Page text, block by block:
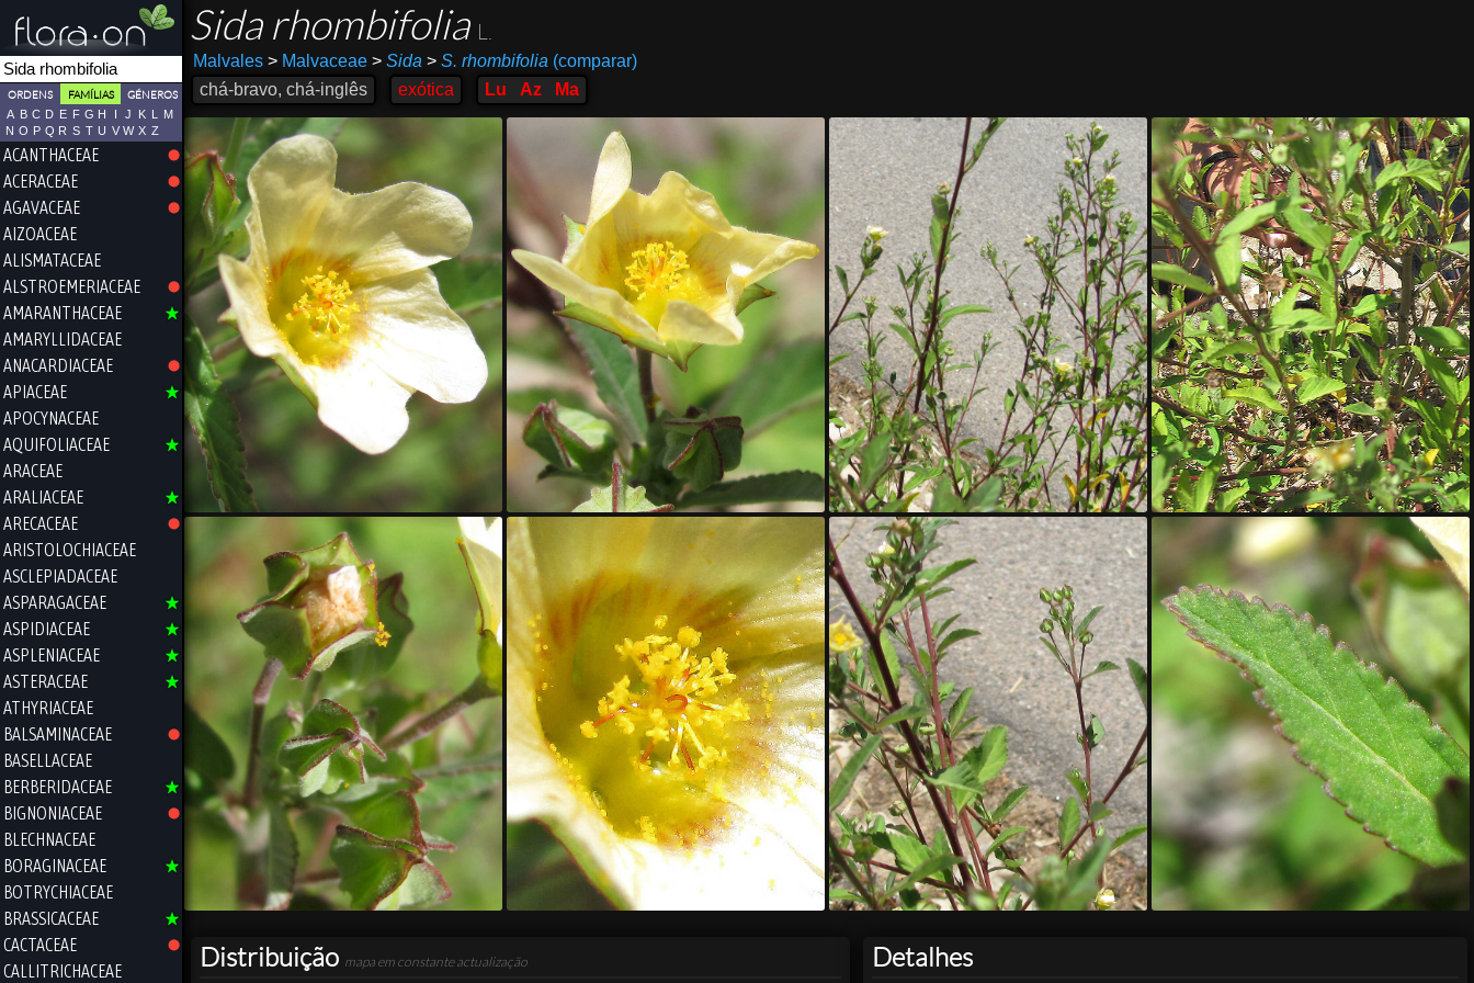
ORDENS FAMÍLIAS GÉNEROS
A B C D E F G H I J K L
M
N O P Q R S T U V W X Z
ACANTHACEAE
ACERACEAE
AGAVACEAE
AIZOACEAE
ALISMATACEAE
ALSTROEMERIACEAE
AMARANTHACEAE
AMARYLLIDACEAE
ANACARDIACEAE
APIACEAE
APOCYNACEAE
AQUIFOLIACEAE
ARACEAE
ARALIACEAE
ARECACEAE
ARISTOLOCHIACEAE
ASCLEPIADACEAE
ASPARAGACEAE
ASPIDIACEAE
ASPLENIACEAE
ASTERACEAE
ATHYRIACEAE
BALSAMINACEAE
BASELLACEAE
BERBERIDACEAE
BIGNONIACEAE
BLECHNACEAE
BORAGINACEAE
BOTRYCHIACEAE
BRASSICACEAE
CACTACEAE
CALLITRICHACEAE
Sida rhombifolia
Malvales >Malvaceae > Sida > S. rhombifolia (comparar)
chá-bravo, chá-inglês
exótica Lu Az Ma
Distribuição mapa em constante actualização Detalhes